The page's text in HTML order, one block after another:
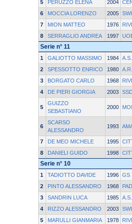
5 PERUZZO ELENA 2004
6
MOCCIA LORENZO 2005
7
MION MATTEO 1976
8
SERRAGLIO ANDREA 1997
Serie n° 11
1 GALIOTTO MASSIMO 1984
2
SPESSOTTO ENRICO 1980
3
BORGATO CARLO 1968
4
DE PIERI GIORGIA 2003
5
GUIZZO
SEBASTIANO
2000
6
SCARSO
ALESSANDRO
1993
7 DE MEO MICHELE 1995
8
DANIELI GUIDO 1998
Serie n° 10
1 TADIOTTO DAVIDE 1996 GS
2
PINTO ALESSANDRO 1968
3
SANDRIN LUCA 1985
4
RIZZO ALESSANDRO 2003
5
MARULLI GIANMARIA 1978